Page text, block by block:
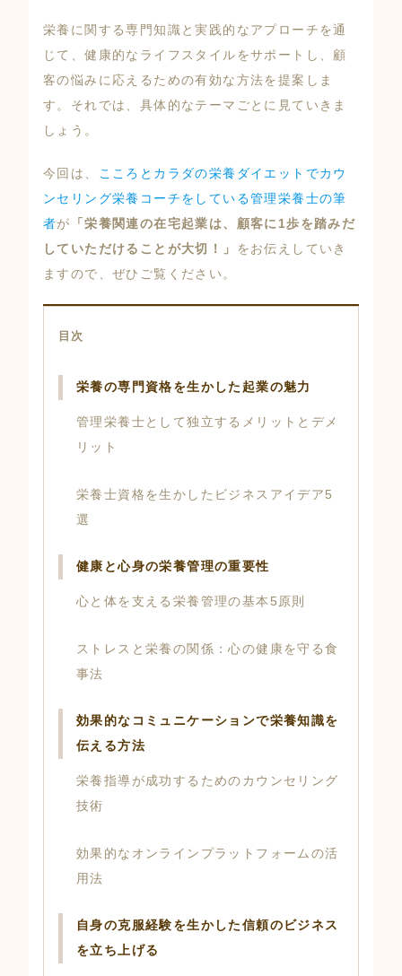
栄養に関する専門知識と実践的なアプローチを通
じて、健康的なライフスタイルをサポートし、顧
客の悩みに応えるための有効な方法を提案しま
す。それでは、具体的なテーマごとに見ていきま
しょう。
今回は、
こころとカラダの栄養ダイエットでカウ
ンセリング栄養コーチをしている管理栄養士の筆
者が
「栄養関連の在宅起業は、顧客に1歩を踏みだ
していただけることが大切！」 をお伝えしていき
ますので、ぜひご覧ください。
目次
栄養の専門資格を生かした起業の魅力
管理栄養士として独立するメリットとデメ
リット
栄養士資格を生かしたビジネスアイデア5
選
健康と心身の栄養管理の重要性
心と体を支える栄養管理の基本5原則
ストレスと栄養の関係：心の健康を守る食
事法
効果的なコミュニケーションで栄養知識を
伝える方法
栄養指導が成功するためのカウンセリング
技術
効果的なオンラインプラットフォームの活
用法
自身の克服経験を生かした信頼のビジネス
を立ち上げる